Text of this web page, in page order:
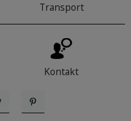
Transport
Kontakt
Pinterest